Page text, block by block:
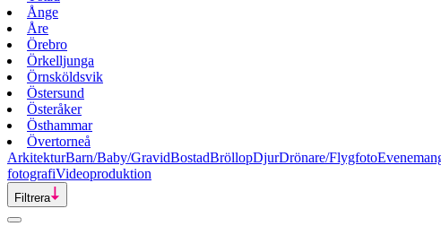
Ånge
Åre
Örebro
Örkelljunga
Örnsköldsvik
Östersund
Österåker
Östhammar
Övertorneå
ArkitekturBarn/Baby/GravidBostadBröllopDjurDrönare/Flygfoto
fotografiVideoproduktion
Filtrera